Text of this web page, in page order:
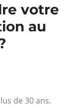
votre
au
de 30 ans.